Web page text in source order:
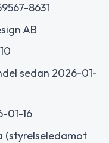
8631
AB
sedan 2026-01-
01-16
(styrelseledamot